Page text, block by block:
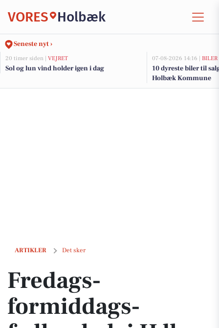
VORES Holbæk
Seneste nyt ›
20 timer siden | VEJRET
Sol og lun vind holder igen i dag
07-08-2026 14:16 | BILER
10 dyreste biler til
Holbæk Kommune
ARTIKLER Det sker
Fredags-formiddags-fællesskab i Udby Kirke
Fredags-
formiddags-